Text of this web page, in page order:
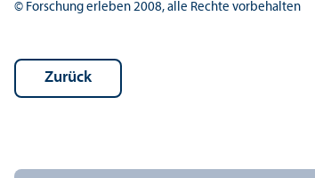
© Forschung erleben 2008, alle Rechte vorbehalten
Zurück